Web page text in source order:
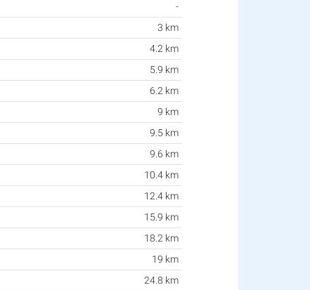
-
3 km
4.2 km
5.9 km
6.2 km
9 km
9.5 km
9.6 km
10.4 km
12.4 km
15.9 km
18.2 km
19 km
24.8 km